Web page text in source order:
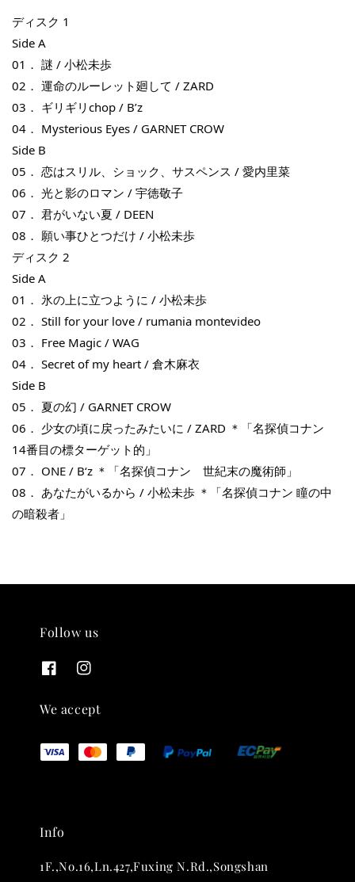
NT$ 780
NT$ 880
THT 九週年 唱片墊 (2入一組)
NT$ 480
NT$ 580
- +
ディスク 1
Side A
01． 謎 / 小松未歩
02． 運命のルーレット廻して / ZARD
03． ギリギリchop / B’z
04． Mysterious Eyes / GARNET CROW
Side B
05． 恋はスリル、ショック、サスペンス / 愛内里菜
06． 光と影のロマン / 宇徳敬子
07． 君がいない夏 / DEEN
08． 願い事ひとつだけ / 小松未歩
ディスク 2
Side A
01． 氷の上に立つように / 小松未歩
02． Still for your love / rumania montevideo
03． Free Magic / WAG
04． Secret of my heart / 倉木麻衣
Side B
05． 夏の幻 / GARNET CROW
06． 少女の頃に戻ったみたいに / ZARD ＊「名探偵コナン
14番目の標ターゲット的」
07． ONE / B‘z ＊「名探偵コナン　世紀末の魔術師」
08． あなたがいるから / 小松未歩 ＊「名探偵コナン 瞳の中
の暗殺者」
Follow us
We accept
Info
1F.,No.16,Ln.427,Fuxing N.Rd.,Songshan